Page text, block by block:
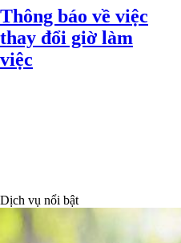
Thông báo về việc
thay đổi giờ làm
việc
Dịch vụ nổi bật